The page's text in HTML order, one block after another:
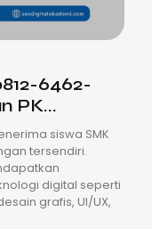
6462-
PK...
siswa SMK
tersendiri.
digital seperti
grafis, UI/UX,